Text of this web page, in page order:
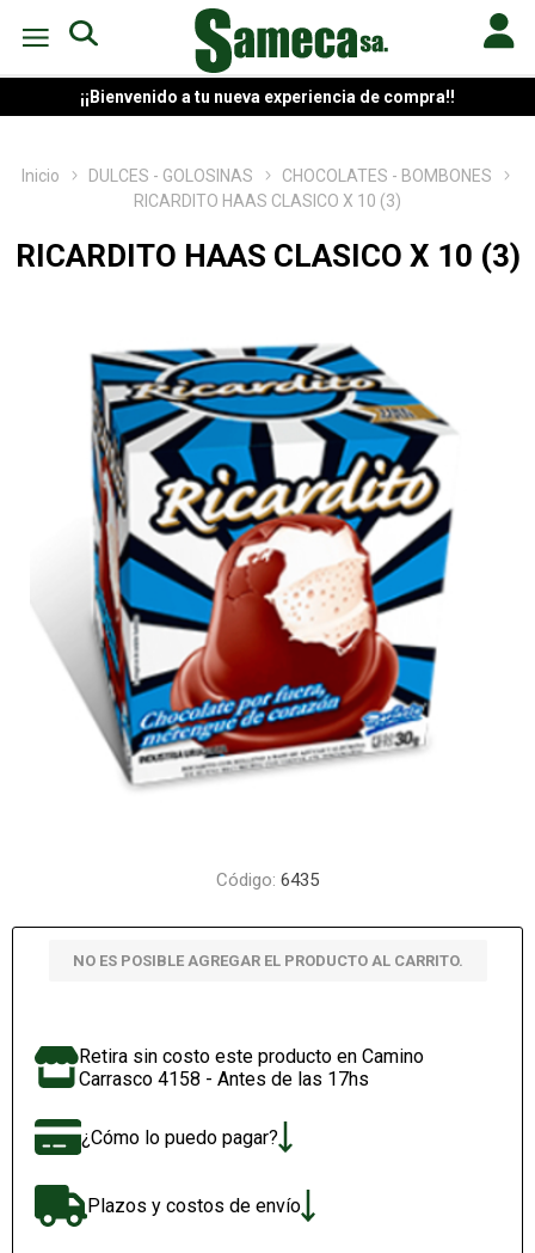
¡¡Bienvenido a tu nueva experiencia de compra!!
Inicio DULCES - GOLOSINAS
CHOCOLATES - BOMBONES
RICARDITO HAAS CLASICO X 10 (3)
RICARDITO HAAS CLASICO X 10 (3)
Código: 6435
NO ES POSIBLE AGREGAR EL PRODUCTO AL CARRITO.
Retira sin costo este producto en Camino
Carrasco 4158 - Antes de las 17hs
¿Cómo lo puedo pagar?
Plazos y costos de envío